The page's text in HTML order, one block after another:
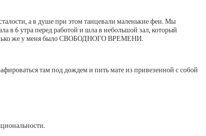
а в душе при этом танцевали маленькие феи. Мы
в 6 утра перед работой и шла в небольшой зал, который
же у меня было СВОБОДНОГО ВРЕМЕНИ.
там под дождем и пить мате из привезенной с собой